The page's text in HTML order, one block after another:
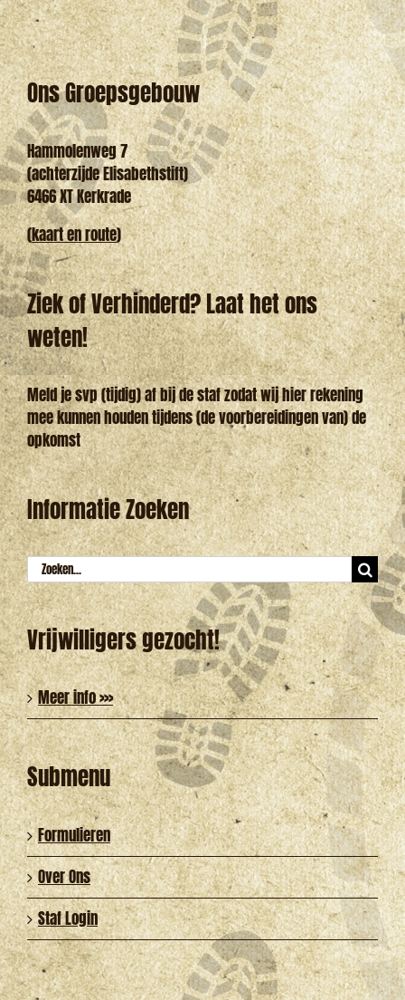
Ons Groepsgebouw
Hammolenweg 7
(achterzijde Elisabethstift)
6466 XT Kerkrade
(kaart en route)
Ziek of Verhinderd? Laat het ons
weten!
Meld je svp (tijdig) af bij de staf zodat wij hier rekening
mee kunnen houden tijdens (de voorbereidingen van) de
opkomst
Informatie Zoeken
Zoeken
naar:
Vrijwilligers gezocht!
Meer info >>>
Submenu
Formulieren
Over Ons
Staf Login